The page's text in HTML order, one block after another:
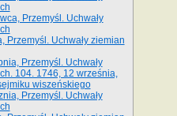
Przemyśl. Uchwały
Przemyśl. Uchwały ziemian
Przemyśl. Uchwały
104. 1746, 12 września,
wiszeńskiego
Przemyśl. Uchwały